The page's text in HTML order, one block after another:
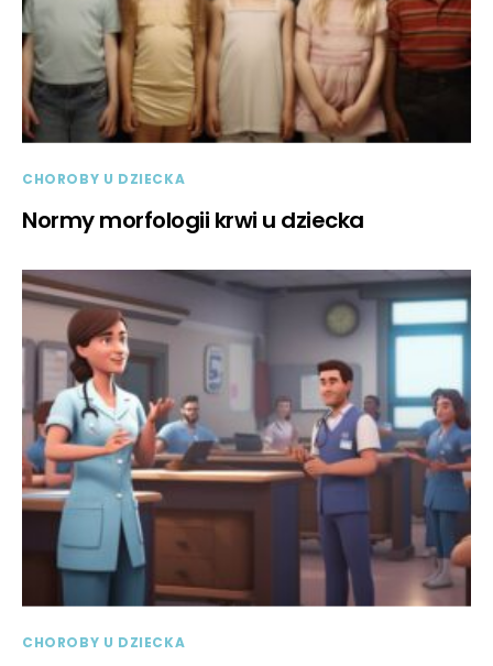
CHOROBY U DZIECKA
Normy morfologii krwi u dziecka
CHOROBY U DZIECKA